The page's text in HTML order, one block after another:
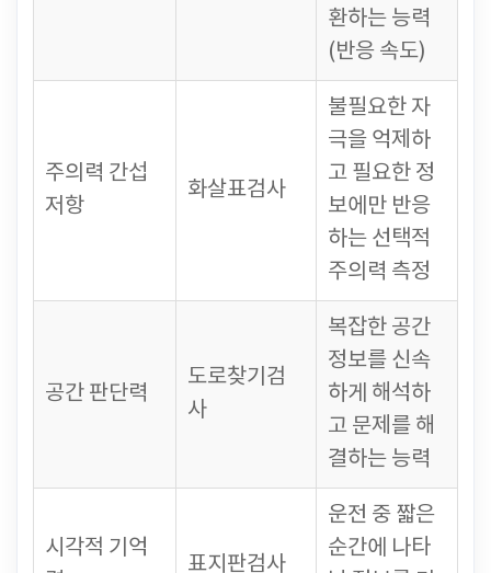
환하는 능력
(반응 속도)
주의력 간섭
저항
화살표검사
불필요한 자
극을 억제하
고 필요한 정
보에만 반응
하는 선택적
주의력 측정
공간 판단력
도로찾기검
사
복잡한 공간
정보를 신속
하게 해석하
고 문제를 해
결하는 능력
시각적 기억
표지판검사
운전 중 짧은
순간에 나타